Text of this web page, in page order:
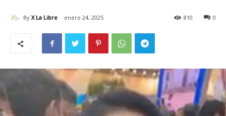
By X La Libre enero 24, 2025 0
810